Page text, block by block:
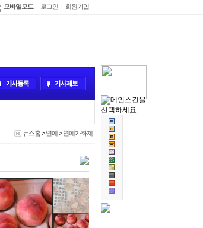
모바일모드 | 로그인 | 회원가입
뉴스홈>연예>연예가화제